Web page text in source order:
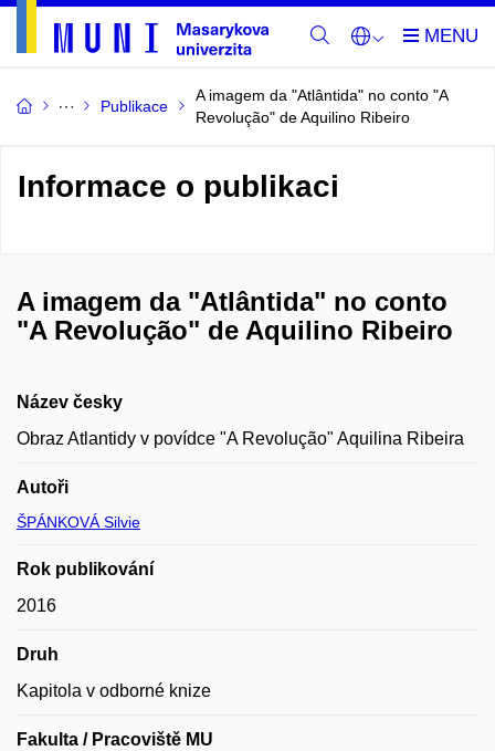
Publikace
A imagem da "Atlântida" no conto "A
Revolução" de Aquilino Ribeiro
Informace o publikaci
A imagem da "Atlântida" no conto
"A Revolução" de Aquilino Ribeiro
Název česky
Obraz Atlantidy v povídce "A Revolução" Aquilina Ribeira
Autoři
ŠPÁNKOVÁ Silvie
Rok publikování
2016
Druh
Kapitola v odborné knize
Fakulta / Pracoviště MU